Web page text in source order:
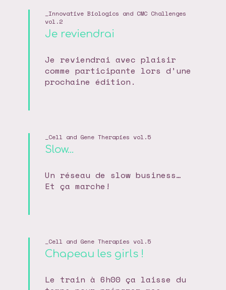
Innovative Biologics and CMC Challenges
vol.2
Je reviendrai
Je reviendrai avec plaisir
comme participante lors d’une
prochaine édition.
Cell and Gene Therapies vol.5
Slow...
Un réseau de slow business…
Et ça marche!
Cell and Gene Therapies vol.5
Chapeau les girls !
Le train à 6h00 ça laisse du